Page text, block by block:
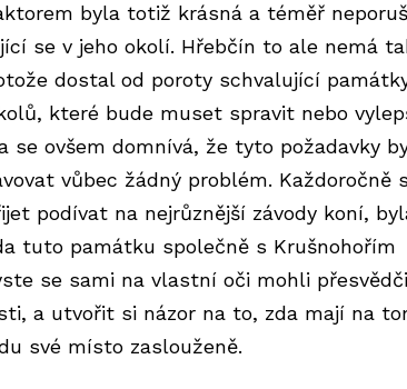
byla totiž krásná a téměř
se v jeho okolí. Hřebčín to ale nemá
dostal od poroty schvalující
které bude muset spravit nebo
se ovšem domnívá, že tyto požadavky
vůbec žádný problém. Každoročně
podívat na nejrůznější závody koní,
tuto památku společně s Krušnohořím
se sami na vlastní oči mohli
a utvořit si názor na to, zda mají na
své místo zaslouženě.